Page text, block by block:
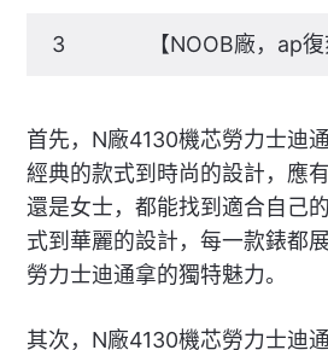
3 【NOOB廠，ap
首先，N廠4130機芯勞力士迪
經典的款式到時尚的設計，應
還是女士，都能找到適合自己
式到華麗的設計，每一款錶都
勞力士迪通拿的獨特魅力。
其次，N廠4130機芯勞力士迪